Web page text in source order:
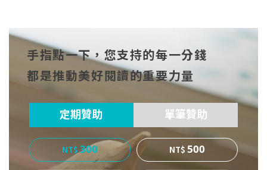
cebo
ok
witt
er
博
手指點一下，您支持的每一分錢
都是推動美好閱讀的重要力量
定期贊助 單筆贊助
300
500